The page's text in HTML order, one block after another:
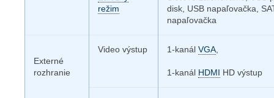
režim
disk, USB napaľovačka,
napaľovačka
Externé
rozhranie
Video výstup 1-kanál VGA
1-kanál HDMI HD výstup